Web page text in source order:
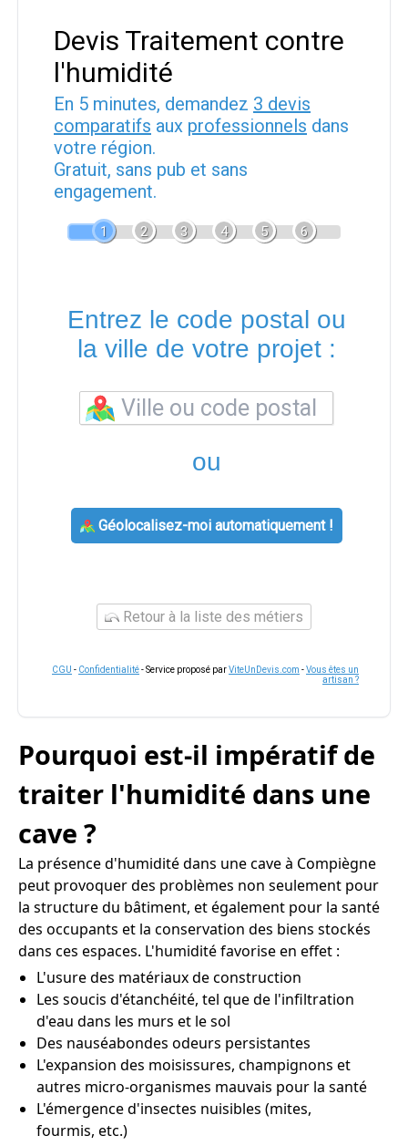
Devis Traitement contre
l'humidité
En 5 minutes, demandez 3 devis
comparatifs aux professionnels dans
votre région.
Gratuit, sans pub et sans
engagement.
1 2 3 4 5 6
Entrez le code postal ou
la ville de votre projet :
ou
Géolocalisez-moi automatiquement !
Retour à la liste des métiers
CGU - Confidentialité- Service proposé parViteUnDevis.com -Vous êtes un
artisan ?
Pourquoi est-il impératif de
traiter l'humidité dans une
cave ?
La présence d'humidité dans une cave à Compiègne
peut provoquer des problèmes non seulement pour
la structure du bâtiment, et également pour la santé
des occupants et la conservation des biens stockés
dans ces espaces. L'humidité favorise en effet :
L'usure des matériaux de construction
Les soucis d'étanchéité, tel que de l'infiltration
d'eau dans les murs et le sol
Des nauséabondes odeurs persistantes
L'expansion des moisissures, champignons et
autres micro-organismes mauvais pour la santé
L'émergence d'insectes nuisibles (mites,
fourmis, etc.)